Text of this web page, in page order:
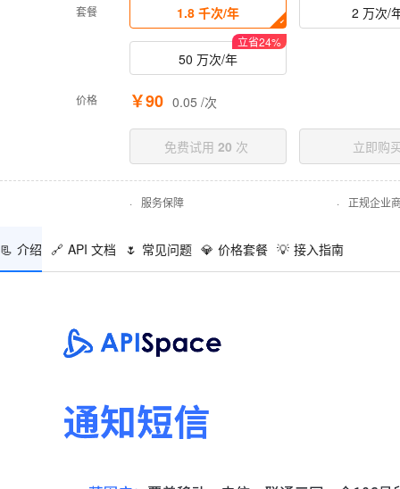
套餐 1.8 千次/年 2 万次/
50 万次/年
立省24%
价格 ￥90 0.05 /次
免费试用 20 次 立即购
· 服务保障 · 正规企业
📃 介绍 🔗 API 文档 🌷 常见问题 💎 价格套餐 💡 接入指南